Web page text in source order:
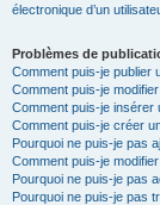
électronique d’un
Problèmes de
Comment puis-je publier
Comment puis-je
Comment puis-je insérer
Comment puis-je créer
Pourquoi ne puis-je pas
Comment puis-je
Pourquoi ne puis-je pas
Pourquoi ne puis-je pas